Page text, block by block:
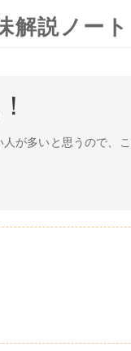
解説ノート
が多いと思うので、